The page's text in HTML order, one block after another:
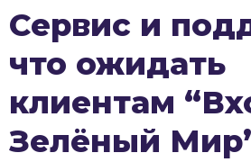
Сервис и
что ожидать
клиентам
Зелёный